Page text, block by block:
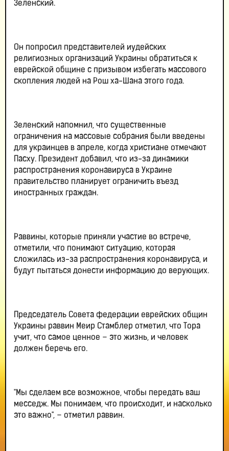
Зеленский.
Он попросил представителей иудейских
религиозных организаций Украины обратиться к
еврейской общине с призывом избегать массового
скопления людей на Рош ха-Шана этого года.
Зеленский напомнил, что существенные
ограничения на массовые собрания были введены
для украинцев в апреле, когда христиане отмечают
Пасху. Президент добавил, что из-за динамики
распространения коронавируса в Украине
правительство планирует ограничить въезд
иностранных граждан.
Раввины, которые приняли участие во встрече,
отметили, что понимают ситуацию, которая
сложилась из-за распространения коронавируса, и
будут пытаться донести информацию до верующих.
Председатель Совета федерации еврейских общин
Украины раввин Меир Стамблер отметил, что Тора
учит, что самое ценное – это жизнь, и человек
должен беречь его.
"Мы сделаем все возможное, чтобы передать ваш
месседж. Мы понимаем, что происходит, и насколько
это важно", – отметил раввин.